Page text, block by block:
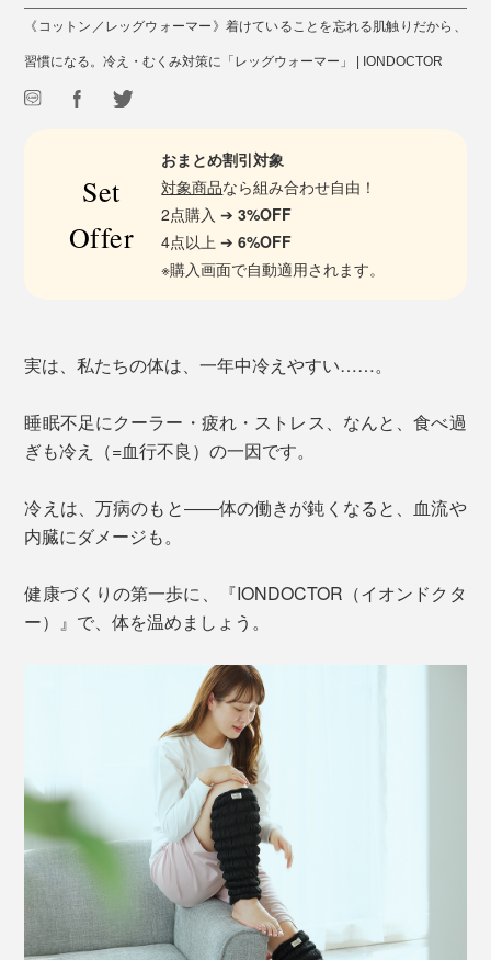
《コットン／レッグウォーマー》着けていることを忘れる肌触りだから、
習慣になる。冷え・むくみ対策に「レッグウォーマー」 | IONDOCTOR
Set
Offer
おまとめ割引対象
対象商品なら組み合わせ自由！
2点購入 ➔3%OFF
4点以上 ➔6%OFF
※購入画面で自動適用されます。
実は、私たちの体は、一年中冷えやすい……。
睡眠不足にクーラー・疲れ・ストレス、なんと、食べ過
ぎも冷え（=血行不良）の一因です。
冷えは、万病のもと――体の働きが鈍くなると、血流や
内臓にダメージも。
健康づくりの第一歩に、『IONDOCTOR（イオンドクタ
ー）』で、体を温めましょう。